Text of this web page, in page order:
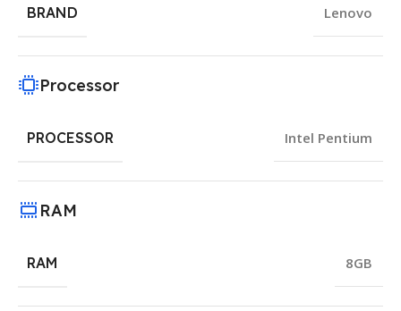
BRAND Lenovo
Processor
PROCESSOR Intel Pentium
RAM
RAM 8GB